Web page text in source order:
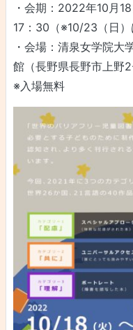
・会期：2022年10月
17：30（※10/23（日）
・会場：清泉女学院大
館（長野県長野市上野
※入場無料